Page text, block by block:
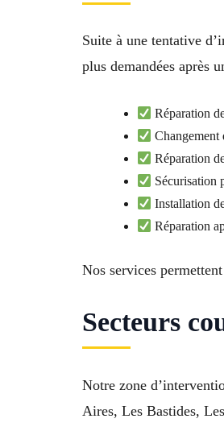
Suite à une tentative
plus demandées après
Réparation
Changement
Réparation
Sécurisation
Installation
Réparation
Nos services
Secteurs
Notre zone
Aires, Les Bastides,